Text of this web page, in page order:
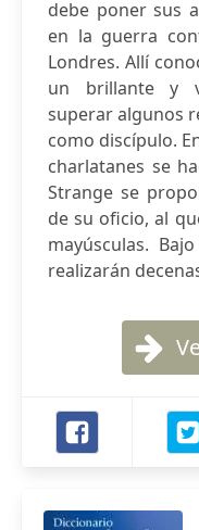
debe poner sus
en la guerra
Londres. Allí
un brillante y
superar algunos
como discípulo.
charlatanes se
Strange se
de su oficio, al
mayúsculas.
realizarán